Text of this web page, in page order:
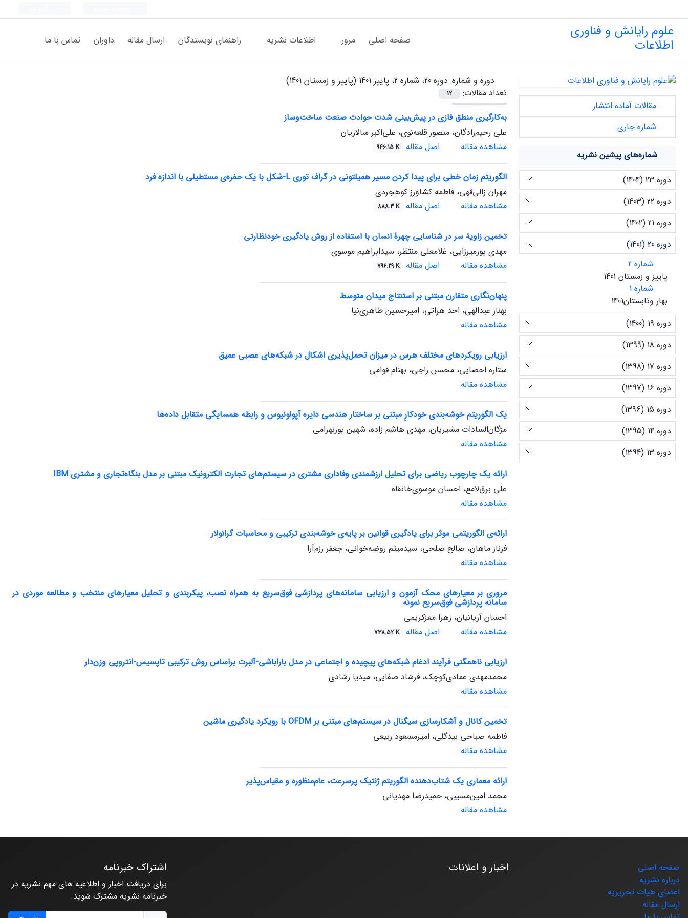
علوم رایانش و فناوری
اطلاعات صفحه اصلی مرور اطلاعات نشریه راهنمای نویسندگان ارسال مقاله داوران تماس با ما
دوره و شماره: دوره 20، شماره 2، پاییز 1401 (پاییز و زمستان 1401)
تعداد مقالات:
12
به‌کارگیری منطق فازی در پیش‌بینی شدت حوادث صنعت ساخت‌وساز
علی رحیم‌زادگان، منصور قلعه‌نوی، علی‌اکبر سالاریان
مشاهده مقاله
اصل مقاله 946.15 K
الگوریتم زمان خطی برای پیدا کردن مسیر همیلتونی در گراف توری L-شکل با یک حفره‌ی مستطیلی با اندازه فرد
مهران زالی‌قهی، فاطمه کشاورز کوهجردی
مشاهده مقاله
اصل مقاله 888.3 K
تخمین زاویة سر در شناسایی چهرۀ انسان با استفاده از روش یادگیری خودنظارتی
مهدی پور‌میرزایی، غلامعلی منتظر، سید‌ابراهیم موسوی
مشاهده مقاله
اصل مقاله 796.29 K
پنهان‌نگاری متقارن مبتنی بر استنتاج میدان متوسط
بهناز عبدالهی، احد هراتی، امیرحسین طاهری‌نیا
مشاهده مقاله
ارزیابی رویکردهای مختلف هرس در میزان تحمل‌پذیری اشکال در شبکه‌های عصبی عمیق
ستاره احصایی، محسن راجی، بهنام قوامی
مشاهده مقاله
یک الگوریتم خوشه‌بندی خودکارِ مبتنی بر ساختار هندسی دایره آپولونیوس و رابطه همسایگی متقابل داده‌ها
مژگان‌السادات مشیریان، مهدی هاشم زاده، شهین پور‌بهرامی
مشاهده مقاله
ارائه یک چارچوب ریاضی برای تحلیل ارزشمندی وفاداری مشتری در سیستم‌های تجارت الکترونیک مبتنی بر مدل بنگاه‌تجاری و مشتری IBM
علی برق‌لامع، احسان موسوی‌خانقاه
مشاهده مقاله
ارائه‌ی الگوریتمی موثر برای یادگیری قوانین بر پایه‌ی خوشه‌بندی ترکیبی و محاسبات گرانولار
فرناز ماهان، صالح صلحی، سیدمیثم روضه‌خوانی، جعفر رزم‌آرا
مشاهده مقاله
مروری بر معیارهای محک آزمون و ارزیابی سامانه‌‏های پردازشی فوق‏‌سریع به همراه نصب، پیکربندی و تحلیل معیارهای منتخب و مطالعه موردی در
سامانه پردازشی فوق‌‏سریع نمونه
احسان آریانیان، زهرا معز‌کریمی
مشاهده مقاله
اصل مقاله 738.52 K
ارزیابی ناهمگنی فرآیند ادغام شبکه‌های پیچیده و اجتماعی در مدل باراباشی-آلبرت براساس روش ترکیبی تاپسیس-انتروپی وزن‌دار
محمد‌مهدی عمادی‌کوچک، فرشاد صفایی، میدیا رشادی
مشاهده مقاله
تخمین کانال و آشکارسازی سیگنال در سیستم‌های مبتنی بر OFDM با رویکرد یادگیری ماشین
فاطمه صباحی بیدگلی، امیر‌مسعود ربیعی
مشاهده مقاله
ارائه معماری یک شتاب‌دهنده الگوریتم ژنتیک پرسرعت، عام‌منظوره و مقیاس‌پذیر
محمد امین‌مسیبی، حمیدرضا مهدیانی
مشاهده مقاله
مقالات آماده انتشار
شماره جاری
شماره‌های پیشین نشریه
دوره 23 (1404)
دوره 22 (1403)
دوره 21 (1402)
دوره 20 (1401)
شماره 2
پاییز و زمستان 1401
شماره 1
بهار وتابستان1401
دوره 19 (1400)
دوره 18 (1399)
دوره 17 (1398)
دوره 16 (1397)
دوره 15 (1396)
دوره 14 (1395)
دوره 13 (1394)
صفحه اصلی
درباره نشریه
اعضای هیات تحریریه
ارسال مقاله
اخبار و اعلانات اشتراک خبرنامه
برای دریافت اخبار و اطلاعیه های مهم نشریه در
خبرنامه نشریه مشترک شوید.